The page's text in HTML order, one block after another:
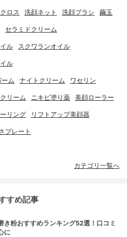
ロス 洗顔ネット 洗顔ブラシ 繭玉
セラミドクリーム
ル スクワランオイル
ル
ム ナイトクリーム ワセリン
リーム ニキビ塗り薬 美顔ローラー
リング リフトアップ美顔器
プレート
カテゴリ一覧へ
すめ記事
き粉おすすめランキング52選！口コミ
に